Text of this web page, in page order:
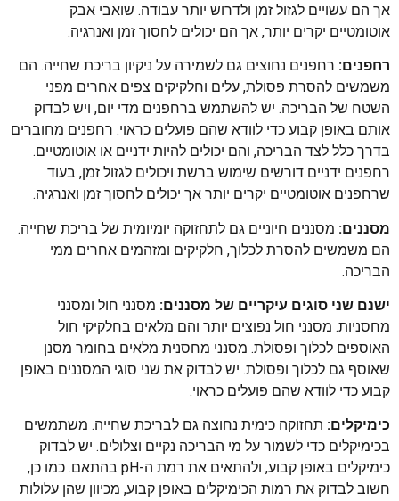
אך הם עשויים לגזול זמן ולדרוש יותר עבודה. שואבי אבק
אוטומטיים יקרים יותר, אך הם יכולים לחסוך זמן ואנרגיה.
רחפנים: רחפנים נחוצים גם לשמירה על ניקיון בריכת שחייה. הם
משמשים להסרת פסולת, עלים וחלקיקים צפים אחרים מפני
השטח של הבריכה. יש להשתמש ברחפנים מדי יום, ויש לבדוק
אותם באופן קבוע כדי לוודא שהם פועלים כראוי. רחפנים מחוברים
בדרך כלל לצד הבריכה, והם יכולים להיות ידניים או אוטומטיים.
רחפנים ידניים דורשים שימוש ברשת ויכולים לגזול זמן, בעוד
שרחפנים אוטומטיים יקרים יותר אך יכולים לחסוך זמן ואנרגיה.
מסננים: מסננים חיוניים גם לתחזוקה יומיומית של בריכת שחייה.
הם משמשים להסרת לכלוך, חלקיקים ומזהמים אחרים ממי
הבריכה.
ישנם שני סוגים עיקריים של מסננים: מסנני חול ומסנני
מחסניות. מסנני חול נפוצים יותר והם מלאים בחלקיקי חול
האוספים לכלוך ופסולת. מסנני מחסנית מלאים בחומר מסנן
שאוסף גם לכלוך ופסולת. יש לבדוק את שני סוגי המסננים באופן
קבוע כדי לוודא שהם פועלים כראוי.
כימיקלים: תחזוקה כימית נחוצה גם לבריכת שחייה. משתמשים
בכימיקלים כדי לשמור על מי הבריכה נקיים וצלולים. יש לבדוק
כימיקלים באופן קבוע, ולהתאים את רמת ה-pH בהתאם. כמו כן,
חשוב לבדוק את רמות הכימיקלים באופן קבוע, מכיוון שהן עלולות